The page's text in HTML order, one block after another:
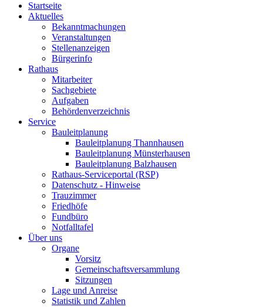
Startseite
Aktuelles
Bekanntmachungen
Veranstaltungen
Stellenanzeigen
Bürgerinfo
Rathaus
Mitarbeiter
Sachgebiete
Aufgaben
Behördenverzeichnis
Service
Bauleitplanung
Bauleitplanung Thannhausen
Bauleitplanung Münsterhausen
Bauleitplanung Balzhausen
Rathaus-Serviceportal (RSP)
Datenschutz - Hinweise
Trauzimmer
Friedhöfe
Fundbüro
Notfalltafel
Über uns
Organe
Vorsitz
Gemeinschaftsversammlung
Sitzungen
Lage und Anreise
Statistik und Zahlen